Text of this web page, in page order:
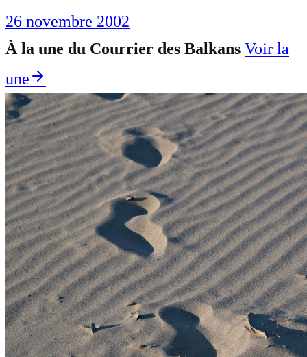
26 novembre 2002
À la une du Courrier des Balkans Voir la
une